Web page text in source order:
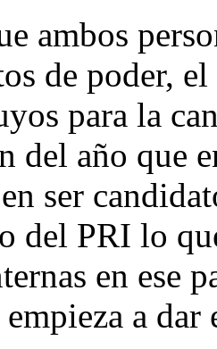
ambos
de poder,
para la
del año que
ser
del PRI lo
en ese
a